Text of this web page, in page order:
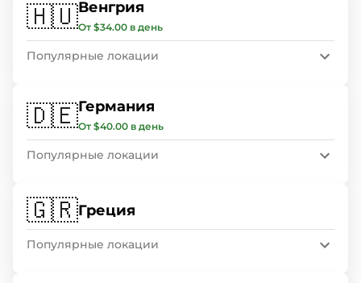
🇭🇺Венгрия
От $34.00 в день
Популярные локации
🇩🇪Германия
От $40.00 в день
Популярные локации
🇬🇷Греция
Популярные локации